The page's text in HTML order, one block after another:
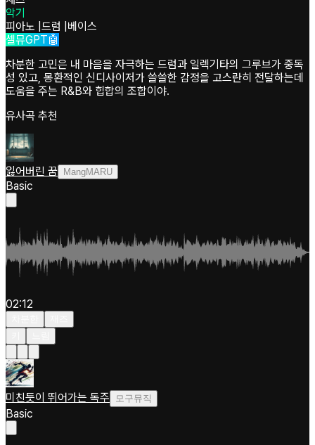
악기
피아노 드럼
베이스
셀뮤GPT🤖
차분한 고민은 내 마음을 자극하는 드럼과 일렉기타의 그루브가 중독
성 있고, 몽환적인 신디사이저가 쓸쓸한 감정을 고스란히 전달하는데
도움을 주는 R&B와 힙합의 조합이야.
유사곡 추천
잃어버린 꿈 MangMARU
Basic
02:12
미친듯이 뛰어가는 독주 모구뮤직
Basic